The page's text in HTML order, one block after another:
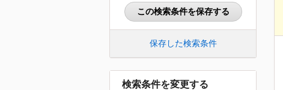
この検索条件を保存する
保存した検索条件
検索条件を変更する